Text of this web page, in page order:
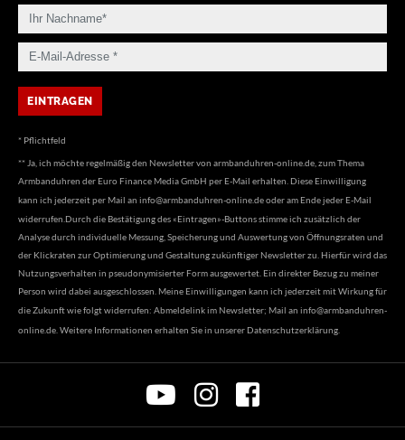
* Pflichtfeld
** Ja, ich möchte regelmäßig den Newsletter von armbanduhren-online.de, zum Thema
Armbanduhren der Euro Finance Media GmbH per E-Mail erhalten. Diese Einwilligung
kann ich jederzeit per Mail an info@armbanduhren-online.deoder am Ende jeder E-Mail
widerrufen.Durch die Bestätigung des «Eintragen»-Buttons stimme ich zusätzlich der
Analyse durch individuelle Messung, Speicherung und Auswertung von Öffnungsraten und
der Klickraten zur Optimierung und Gestaltung zukünftiger Newsletter zu. Hierfür wird das
Nutzungsverhalten in pseudonymisierter Form ausgewertet. Ein direkter Bezug zu meiner
Person wird dabei ausgeschlossen. Meine Einwilligungen kann ich jederzeit mit Wirkung für
die Zukunft wie folgt widerrufen: Abmeldelink im Newsletter; Mail an info@armbanduhren-
online.de . Weitere Informationen erhalten Sie in unserer Datenschutzerklärung